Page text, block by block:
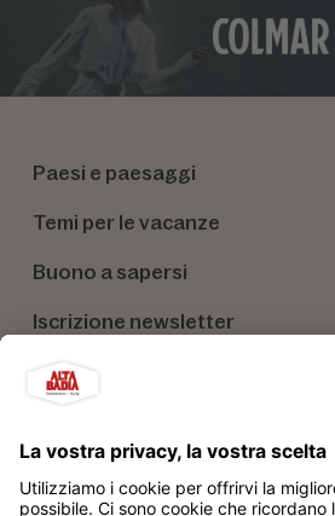
Paesi e paesaggi
Temi per le vacanze
Buono a sapersi
Iscrizione newsletter
I nostri partner